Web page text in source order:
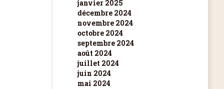
janvier 2025
décembre 2024
novembre 2024
octobre 2024
septembre 2024
août 2024
juillet 2024
juin 2024
mai 2024